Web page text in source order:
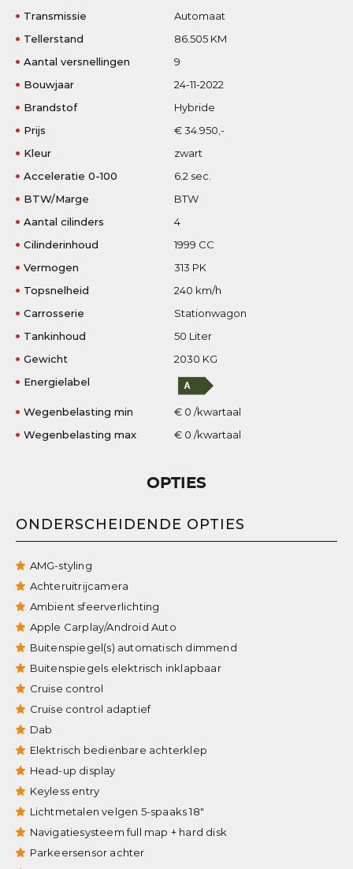
Transmissie
Automaat
Tellerstand
86.505 KM
Aantal versnellingen
9
Bouwjaar
24-11-2022
Brandstof
Hybride
Prijs
€ 34.950,-
Kleur
zwart
Acceleratie 0-100
6.2 sec.
BTW/Marge
BTW
Aantal cilinders
4
Cilinderinhoud
1999 CC
Vermogen
313 PK
Topsnelheid
240 km/h
Carrosserie
Stationwagon
Tankinhoud
50 Liter
Gewicht
2030 KG
Energielabel
Wegenbelasting min
€ 0 /kwartaal
Wegenbelasting max
€ 0 /kwartaal
OPTIES
ONDERSCHEIDENDE OPTIES
AMG-styling
Achteruitrijcamera
Ambient sfeerverlichting
Apple Carplay/Android Auto
Buitenspiegel(s) automatisch dimmend
Buitenspiegels elektrisch inklapbaar
Cruise control
Cruise control adaptief
Dab
Elektrisch bedienbare achterklep
Head-up display
Keyless entry
Lichtmetalen velgen 5-spaaks 18"
Navigatiesysteem full map + hard disk
Parkeersensor achter